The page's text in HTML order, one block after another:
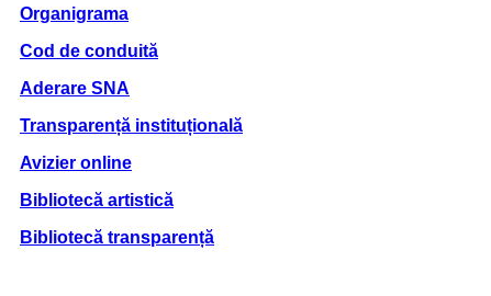
Organigrama
Cod de conduită
Aderare SNA
Transparență instituțională
Avizier online
Bibliotecă artistică
Bibliotecă transparență